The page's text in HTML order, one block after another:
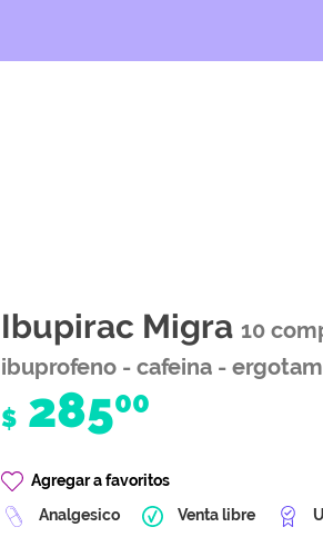
Ibupirac Migra 10
ibuprofeno - cafeina -
$ 28500
Agregar a favoritos
Analgesico
Venta libre